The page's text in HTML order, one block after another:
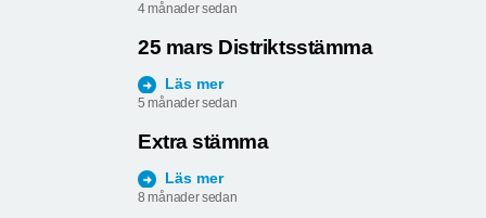
4 månader sedan
25 mars Distriktsstämma
Läs mer
5 månader sedan
Extra stämma
Läs mer
8 månader sedan